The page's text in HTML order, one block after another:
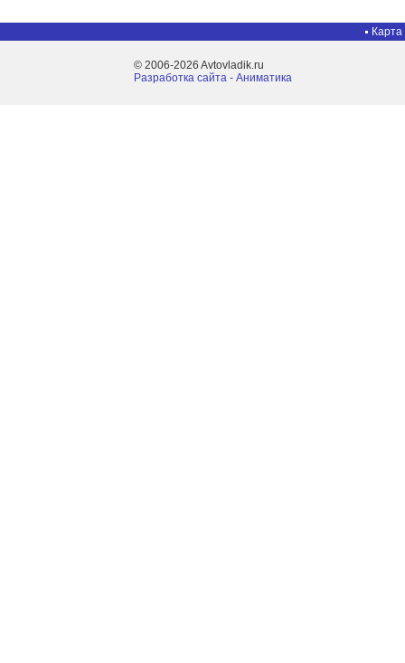
Карта
© 2006-2026 Avtovladik.ru
Разработка сайта - Aниматика